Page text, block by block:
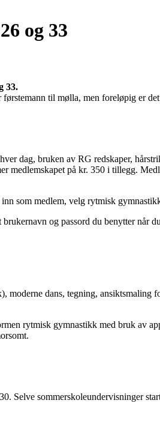
og 33
33.
til mølla, men foreløpig er
dag, bruken av RG redskaper,
medlemskapet på kr. 350 i tillegg.
som medlem, velg rytmisk
og passord du benytter når
dans, tegning, ansiktsmaling
rytmisk gymnastikk med bruk av
Selve sommerskoleundervisninger